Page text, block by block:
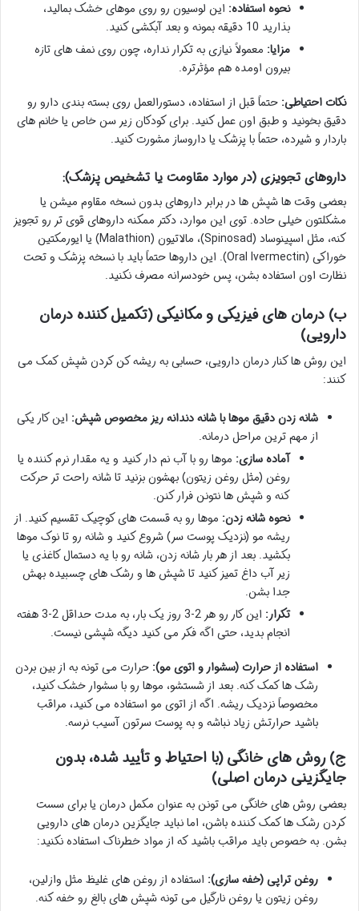
نحوه استفاده: این لوسیون رو روی موهای خشک بمالید،
بذارید 10 دقیقه بمونه و بعد آبکشی کنید.
مزایا: معمولاً نیازی به تکرار نداره، چون روی نمف های تازه
بیرون اومده هم مؤثرتره.
نکات احتیاطی: حتماً قبل از استفاده، دستورالعمل روی بسته بندی دارو رو
دقیق بخونید و طبق اون عمل کنید. برای کودکان زیر سن خاص یا خانم های
باردار و شیرده، حتماً با پزشک یا داروساز مشورت کنید.
داروهای تجویزی (در موارد مقاومت یا تشخیص پزشک):
بعضی وقت ها شپش ها در برابر داروهای بدون نسخه مقاوم میشن یا
مشکلتون خیلی حاده. توی این موارد، دکتر ممکنه داروهای قوی تر رو تجویز
کنه، مثل اسپینوساد (Spinosad)، مالاتیون (Malathion) یا ایورمکتین
خوراکی (Oral Ivermectin). این داروها حتماً باید با نسخه پزشک و تحت
نظارت اون استفاده بشن، پس خودسرانه مصرف نکنید.
ب) درمان های فیزیکی و مکانیکی (تکمیل کننده درمان
دارویی)
این روش ها کنار درمان دارویی، حسابی به ریشه کن کردن شپش کمک می
کنند:
شانه زدن دقیق موها با شانه دندانه ریز مخصوص شپش: این کار یکی
از مهم ترین مراحل درمانه.
آماده سازی: موها رو با آب نم دار کنید و یه مقدار نرم کننده یا
روغن (مثل روغن زیتون) بهشون بزنید تا شانه راحت تر حرکت
کنه و شپش ها نتونن فرار کنن.
نحوه شانه زدن: موها رو به قسمت های کوچیک تقسیم کنید. از
ریشه مو (نزدیک پوست سر) شروع کنید و شانه رو تا نوک موها
بکشید. بعد از هر بار شانه زدن، شانه رو با یه دستمال کاغذی یا
زیر آب داغ تمیز کنید تا شپش ها و رشک های چسبیده بهش
جدا بشن.
تکرار:
این کار رو هر 2-3 روز یک بار، به مدت حداقل 2-3 هفته
انجام بدید، حتی اگه فکر می کنید دیگه شپشی نیست.
استفاده از حرارت (سشوار و اتوی مو): حرارت می تونه به از بین بردن
رشک ها کمک کنه. بعد از شستشو، موها رو با سشوار خشک کنید،
مخصوصاً نزدیک ریشه. اگه از اتوی مو استفاده می کنید، مراقب
باشید حرارتش زیاد نباشه و به پوست سرتون آسیب نرسه.
ج) روش های خانگی (با احتیاط و تأیید شده، بدون
جایگزینی درمان اصلی)
بعضی روش های خانگی می تونن به عنوان مکمل درمان یا برای سست
کردن رشک ها کمک کننده باشن، اما نباید جایگزین درمان های دارویی
بشن. به خصوص باید مراقب باشید که از مواد خطرناک استفاده نکنید:
روغن تراپی (خفه سازی): استفاده از روغن های غلیظ مثل وازلین،
روغن زیتون یا روغن نارگیل می تونه شپش های بالغ رو خفه کنه.